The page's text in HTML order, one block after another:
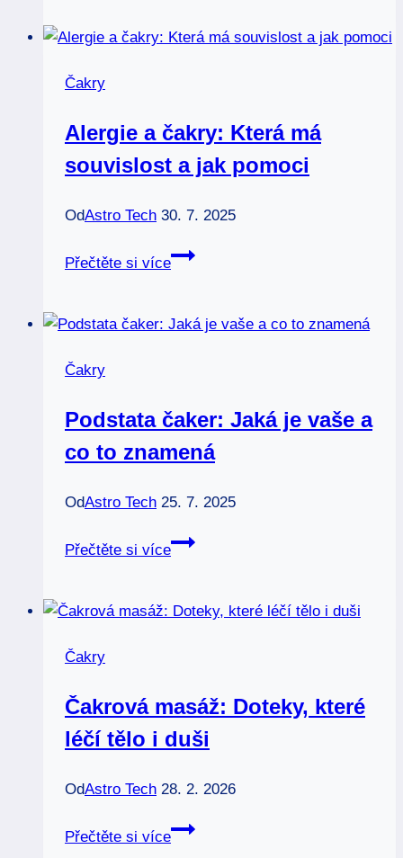
čakry:
mazlíčka
Čakry
Alergie a čakry: Která má
souvislost a jak pomoci
OdAstro Tech 30. 7. 2025
Přečtěte si více
Alergie
Která
jak
pomoci
Čakry
Podstata čaker: Jaká je vaše a
co to znamená
OdAstro Tech 25. 7. 2025
Přečtěte si více
Podstata
je
to
znamená
Čakry
Čakrová masáž: Doteky, které
léčí tělo i duši
OdAstro Tech 28. 2. 2026
Přečtěte si více
Čakrová